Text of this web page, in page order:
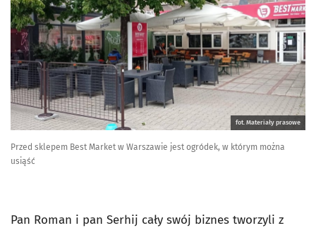
fot. Materiały prasowe
Przed sklepem Best Market w Warszawie jest ogródek, w którym można
usiąść
Pan Roman i pan Serhij cały swój biznes tworzyli z